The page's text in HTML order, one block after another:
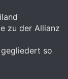
zu der Allianz
so